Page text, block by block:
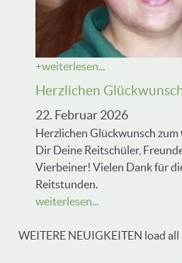
+weiterlesen...
Herzlichen
22. Februar 2026
Herzlichen Glückwunsch
Dir Deine Reitschüler,
Vierbeiner! Vielen Dank für
Reitstunden.
weiterlesen...
WEITERE NEUIGKEITEN load all